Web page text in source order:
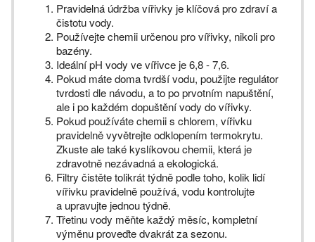
Pravidelná údržba vířivky je klíčová pro zdraví a
čistotu vody.
Používejte chemii určenou pro vířivky, nikoli pro
bazény.
Ideální pH vody ve vířivce je 6,8 - 7,6.
Pokud máte doma tvrdší vodu, použijte regulátor
tvrdosti dle návodu, a to po prvotním napuštění,
ale i po každém dopuštění vody do vířivky.
Pokud používáte chemii s chlorem, vířivku
pravidelně vyvětrejte odklopením termokrytu.
Zkuste ale také kyslíkovou chemii, která je
zdravotně nezávadná a ekologická.
Filtry čistěte tolikrát týdně podle toho, kolik lidí
vířivku pravidelně používá, vodu kontrolujte
a upravujte jednou týdně.
Třetinu vody měňte každý měsíc, kompletní
výměnu proveďte dvakrát za sezonu.